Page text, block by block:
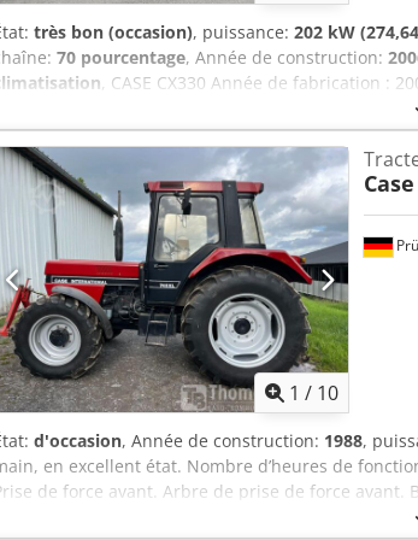
très bon (occasion), puissance: 202 kW
70 pourcentage, Année de construction:
, CASE CX330 Année de fabrication :
fermée Climatisation Radio Graissage centralisé
hydraulique complet (pour marteau,
1 grappin – fonctionne, réparation nécessaire
de base, largeur 600 mm Moteur Isuzu, 202 kW
Poids en ordre de marche : 35,5 tonnes.
1 / 10
d'occasion, Année de construction: 1988,
en excellent état. Nombre d’heures de
de force avant. Arbre de prise de force avant.
taxes. Lieu de stockage : aucun. Dsdpfx